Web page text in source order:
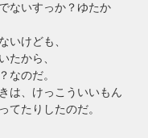
ないすっか？ゆたか
いけども、
たから、
なのだ。
は、けっこういいもん
てたりしたのだ。